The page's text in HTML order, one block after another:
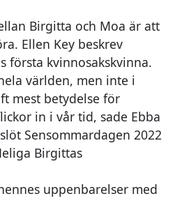
Birgitta och Moa är att
Ellen Key beskrev
första kvinnosakskvinna.
världen, men inte i
mest betydelse för
in i vår tid, sade Ebba
Sensommardagen 2022
Birgittas
uppenbarelser med